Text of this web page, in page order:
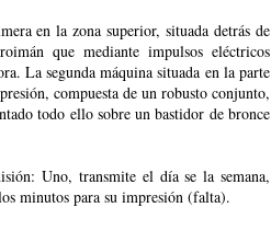
en la zona superior, situada detrás de
que mediante impulsos eléctricos
La segunda máquina situada en la parte
compuesta de un robusto conjunto,
todo ello sobre un bastidor de bronce
Uno, transmite el día se la semana,
minutos para su impresión (falta).